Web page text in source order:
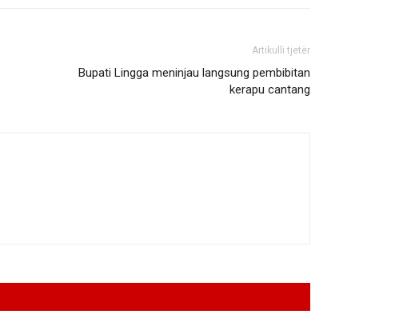
Artikulli tjetër
Bupati Lingga meninjau langsung pembibitan
kerapu cantang